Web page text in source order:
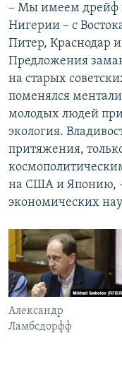
– Мы имеем дрейф
Нигерии – с
Питер, Краснодар и
Предложения
на старых
поменялся
молодых людей
экология.
притяжения,
на США и Японию, –
экономических
Александр
Ламбсдорфф